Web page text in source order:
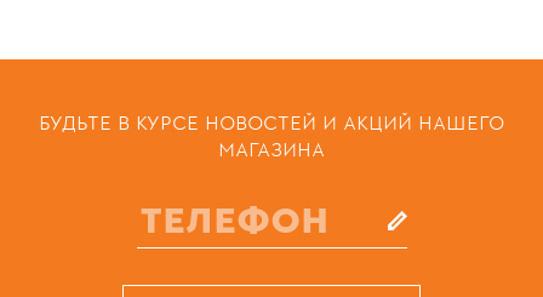
БУДЬТЕ В КУРСЕ НОВОСТЕЙ И АКЦИЙ НАШЕГО
МАГАЗИНА